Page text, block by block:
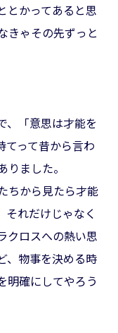
とかってあると思
きゃその先ずっと
、「意思は才能を
てって昔から言わ
ました。
ちから見たら才能
れだけじゃなく
クロスへの熱い思
、物事を決める時
明確にしてやろう